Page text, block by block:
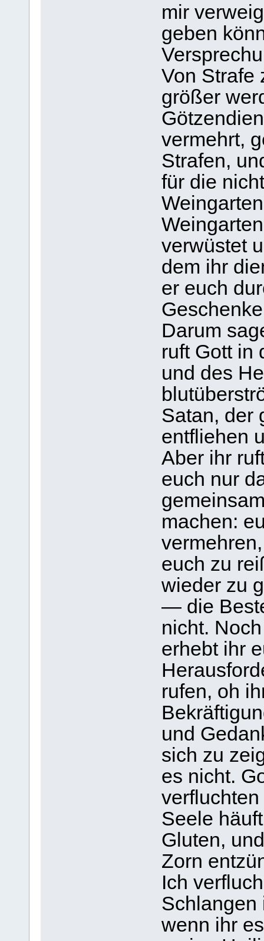
mir
geben
Von Strafe
größer
vermehrt,
Strafen,
für die
verwüstet
dem ihr
er euch
Darum
ruft Gott in
und des
Satan, der
entfliehen
Aber ihr
euch nur
machen:
euch zu
wieder zu
— die
nicht.
erhebt ihr
rufen, oh
und
sich zu
es nicht.
Seele
Gluten,
Zorn
Ich
Schlangen
wenn ihr